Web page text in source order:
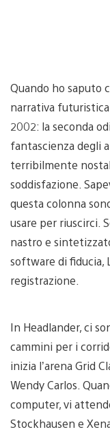
Quando ho saputo
narrativa
2002: la seconda
fantascienza degli
terribilmente
soddisfazione.
questa colonna
usare per riuscirci.
nastro e
software di fiducia,
registrazione.
In Headlander, ci
cammini per i
inizia l’arena Grid
Wendy Carlos.
computer, vi
Stockhausen e